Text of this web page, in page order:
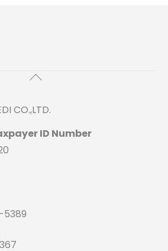
Back
CO.,LTD.
ID Number